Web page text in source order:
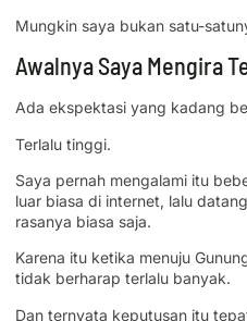
Mungkin saya bukan satu-
Awalnya Saya Mengira
Ada ekspektasi yang kadang
Terlalu tinggi.
Saya pernah mengalami itu
luar biasa di internet, lalu
rasanya biasa saja.
Karena itu ketika menuju
tidak berharap terlalu banyak.
Dan ternyata keputusan itu